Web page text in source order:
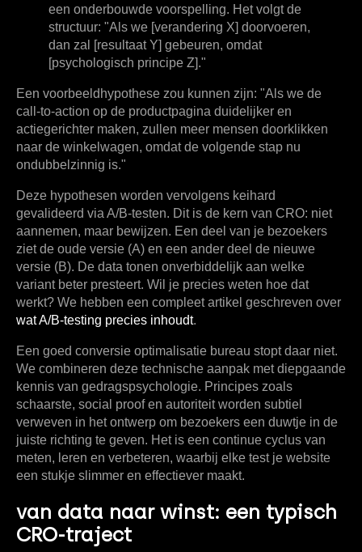
een onderbouwde voorspelling. Het volgt de
structuur: "Als we [verandering X] doorvoeren,
dan zal [resultaat Y] gebeuren, omdat
[psychologisch principe Z]."
Een voorbeeldhypothese zou kunnen zijn: "Als we de
call-to-action op de productpagina duidelijker en
actiegerichter maken, zullen meer mensen doorklikken
naar de winkelwagen, omdat de volgende stap nu
ondubbelzinnig is."
Deze hypothesen worden vervolgens keihard
gevalideerd via A/B-testen. Dit is de kern van CRO: niet
aannemen, maar bewijzen. Een deel van je bezoekers
ziet de oude versie (A) en een ander deel de nieuwe
versie (B). De data tonen onverbiddelijk aan welke
variant beter presteert. Wil je precies weten hoe dat
werkt? We hebben een compleet artikel geschreven over
wat A/B-testing precies inhoudt.
Een goed conversie optimalisatie bureau stopt daar niet.
We combineren deze technische aanpak met diepgaande
kennis van gedragspsychologie. Principes zoals
schaarste, social proof en autoriteit worden subtiel
verweven in het ontwerp om bezoekers een duwtje in de
juiste richting te geven. Het is een continue cyclus van
meten, leren en verbeteren, waarbij elke test je website
een stukje slimmer en effectiever maakt.
van data naar winst: een typisch
CRO-traject